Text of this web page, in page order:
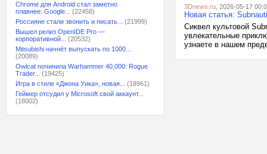
Chrome для Android стал заметно
плавнее: Google...
(22458)
Россияне стали звонить и писать...
(21999)
Вышел релиз OpenIDE Pro —
корпоративной...
(20532)
Mitsubishi начнёт выпускать по 1000...
(20089)
Owlcat починила Warhammer 40,000: Rogue
Trader...
(19425)
Игра в стиле «Джона Уика», новая...
(18961)
Геймер отсудил у Microsoft свой аккаунт...
(18002)
3Dnews.ru , 2026-05-17
Новая статья:
Сиквел культовой
увлекательные
узнаете в нашем